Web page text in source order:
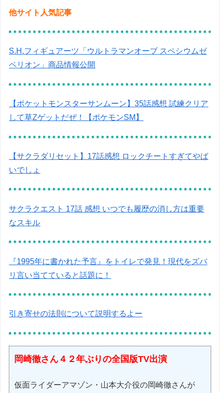
他サイト人気記事
S.H.フィギュアーツ「ウルトラマンオーブ スペシウムゼ
ペリオン」商品情報公開
【ポケットモンスターサンムーン】35話感想 試練クリア
して草Zゲットだぜ！【ポケモンSM】
【サクラダリセット】17話感想 ロックチートすぎてやば
いでしょ
サクラクエスト 17話 感想 いつでも履歴の消し方は重要
なスキル
『1995年に書かれた予言』をトイレで発見！現代をズバ
リ言い当てていると話題に！
引き寄せの法則について説明するよー
岡崎徹さん４２年ぶりの全国版TV出演
仮面ライダーアマゾン・山本大介役の岡崎徹さんが